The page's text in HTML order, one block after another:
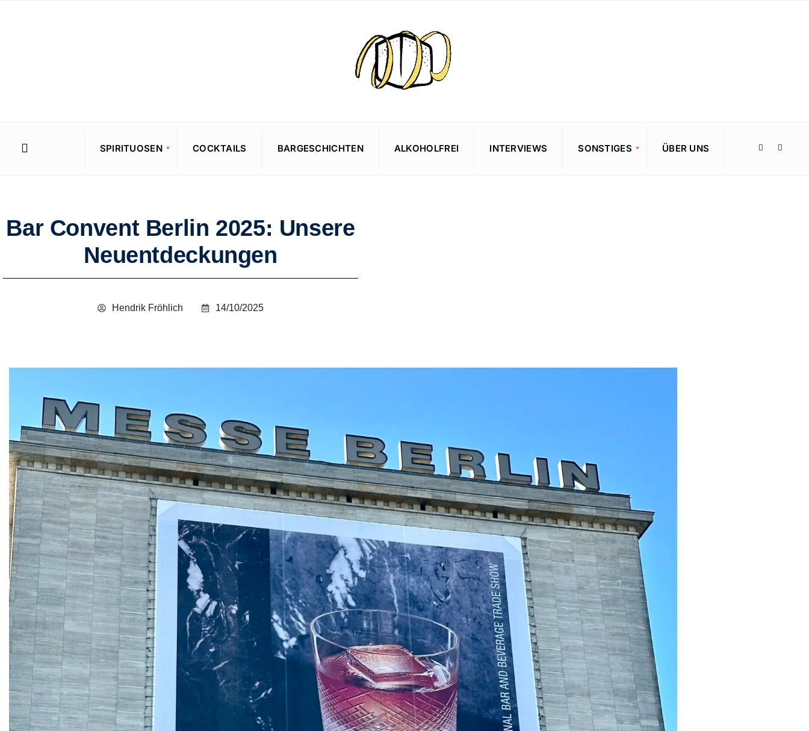
SPIRITUOSEN COCKTAILS BARGESCHICHTEN ALKOHOLFREI INTERVIEWS SONSTIGES ÜBER UNS
Bar Convent Berlin 2025: Unsere
Neuentdeckungen
Hendrik Fröhlich 14/10/2025